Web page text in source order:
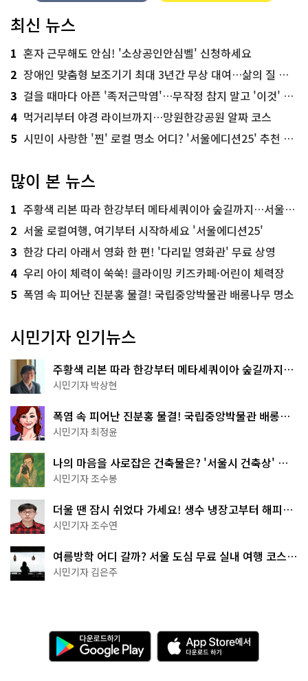
최신 뉴스
1 혼자 근무해도 안심! '소상공인안심벨' 신청하세요
2 장애인 맞춤형 보조기기 최대 3년간 무상 대여…삶의 질 높인다
3 걸을 때마다 아픈 '족저근막염'…무작정 참지 말고 '이것' 해보세요!
4 먹거리부터 야경 라이브까지…망원한강공원 알짜 코스
5 시민이 사랑한 '찐' 로컬 명소 어디? '서울에디션25' 추천 코스
많이 본 뉴스
1 주황색 리본 따라 한강부터 메타세쿼이아 숲길까지…서울둘레길 15코스
2 서울 로컬여행, 여기부터 시작하세요 '서울에디션25'
3 한강 다리 아래서 영화 한 편! '다리밑 영화관' 무료 상영
4 우리 아이 체력이 쑥쑥! 클라이밍 키즈카페·어린이 체력장
5 폭염 속 피어난 진분홍 물결! 국립중앙박물관 배롱나무 명소
시민기자 인기뉴스
주황색 리본 따라 한강부터 메타세쿼이아 숲길까지…
서울둘레길 15코스
시민기자 박상현
폭염 속 피어난 진분홍 물결! 국립중앙박물관 배롱나
무 명소
시민기자 최정윤
나의 마음을 사로잡은 건축물은? '서울시 건축상' 수
상작 공개!
시민기자 조수봉
더울 땐 잠시 쉬었다 가세요! 생수 냉장고부터 해피소
·무더위쉼터까지
시민기자 조수연
여름방학 어디 갈까? 서울 도심 무료 실내 여행 코스
추천
시민기자 김은주
다
운
로
A
p
p